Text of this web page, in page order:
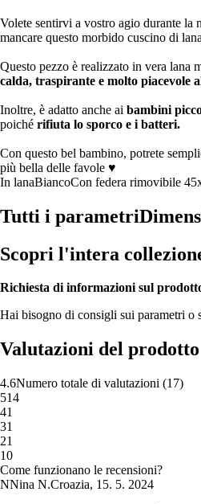
Volete sentirvi a vostro agio durante la
mancare questo morbido cuscino di
Questo pezzo è realizzato in vera lana
calda, traspirante e molto piacevole
Inoltre, è adatto anche ai bambini
poiché rifiuta lo sporco e i batteri.
Con questo bel bambino, potrete
più bella delle favole ♥
In lanaBiancoCon federa rimovibile
Tutti i parametri
Scopri l'intera
Richiesta di informazioni sul
Hai bisogno di consigli sui parametri o
Valutazioni del prodotto
4.6Numero totale di valutazioni (17)
514
41
31
21
10
Come funzionano le recensioni?
NNina N.Croazia, 15. 5. 2024